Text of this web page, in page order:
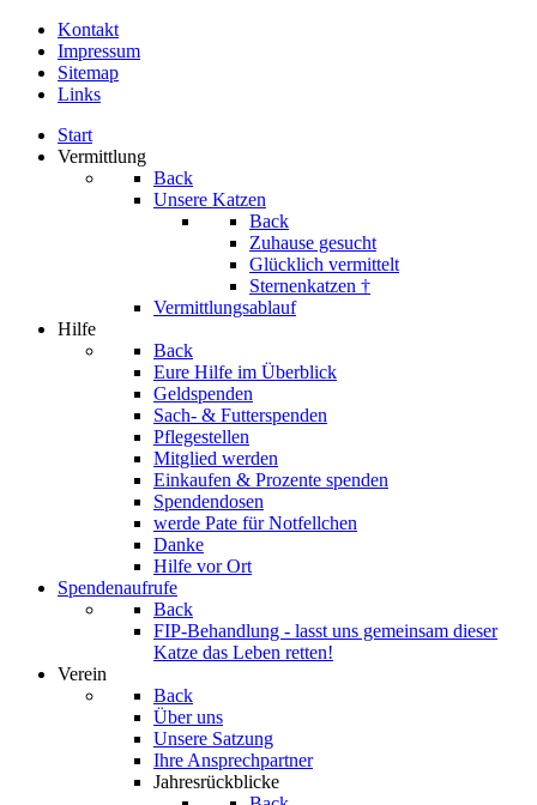
Kontakt
Impressum
Sitemap
Links
Start
Vermittlung
Back
Unsere Katzen
Back
Zuhause gesucht
Glücklich vermittelt
Sternenkatzen †
Vermittlungsablauf
Hilfe
Back
Eure Hilfe im Überblick
Geldspenden
Sach- & Futterspenden
Pflegestellen
Mitglied werden
Einkaufen & Prozente spenden
Spendendosen
werde Pate für Notfellchen
Danke
Hilfe vor Ort
Spendenaufrufe
Back
FIP-Behandlung - lasst uns gemeinsam dieser
Katze das Leben retten!
Verein
Back
Über uns
Unsere Satzung
Ihre Ansprechpartner
Jahresrückblicke